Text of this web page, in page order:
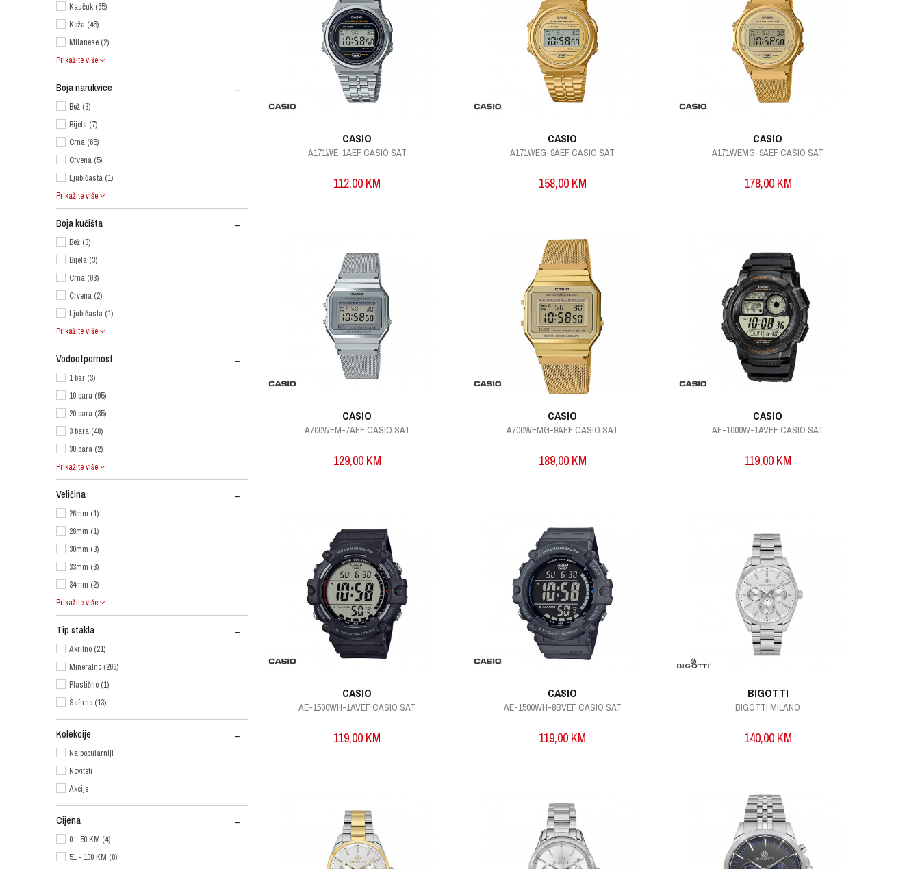
Kaučuk (65)
Koža (45)
Milanese (2)
Prikažite više
Boja narukvice
Bež (3)
Bijela (7)
Crna (65)
Crvena (5)
Ljubičasta (1)
Prikažite više
Boja kućišta
Bež (3)
Bijela (3)
Crna (63)
Crvena (2)
Ljubičasta (1)
Prikažite više
Vodootpornost
1 bar (3)
10 bara (95)
20 bara (35)
3 bara (48)
30 bara (2)
Prikažite više
Veličina
26mm (1)
28mm (1)
30mm (3)
33mm (3)
34mm (2)
Prikažite više
Tip stakla
Akrilno (21)
Mineralno (266)
Plastično (1)
Safirno (13)
Kolekcije
Najpopularniji
Noviteti
Akcije
Cijena
0 - 50 KM (4)
51 - 100 KM (8)
CASIO
A171WE-1AEF CASIO SAT
112,00 KM
CASIO
A171WEG-9AEF CASIO SAT
158,00 KM
CASIO
A171WEMG-9AEF CASIO SAT
178,00 KM
CASIO
A700WEM-7AEF CASIO SAT
129,00 KM
CASIO
A700WEMG-9AEF CASIO SAT
189,00 KM
CASIO
AE-1000W-1AVEF CASIO SAT
119,00 KM
CASIO
AE-1500WH-1AVEF CASIO SAT
119,00 KM
CASIO
AE-1500WH-8BVEF CASIO SAT
119,00 KM
BIGOTTI
BIGOTTI MILANO
140,00 KM